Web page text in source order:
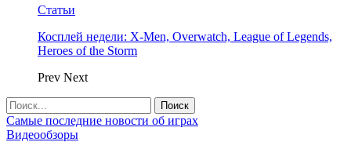
Статьи
Косплей недели: X-Men, Overwatch, League of Legends,
Heroes of the Storm
Prev Next
Самые последние новости об играх
Видеообзоры